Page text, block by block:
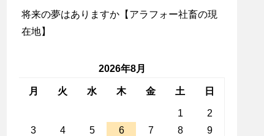
将来の夢はありますか【アラフォー社畜の現
在地】
2026年8月
月 火 水 木 金 土 日
1
2
3
4 5 6 7 8
9